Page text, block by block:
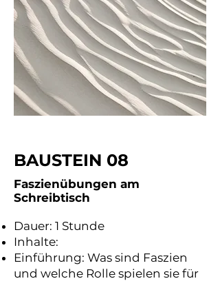
BAUSTEIN 08
Faszienübungen am
Schreibtisch
Dauer: 1 Stunde
Inhalte:
Einführung: Was sind Faszien
und welche Rolle spielen sie für